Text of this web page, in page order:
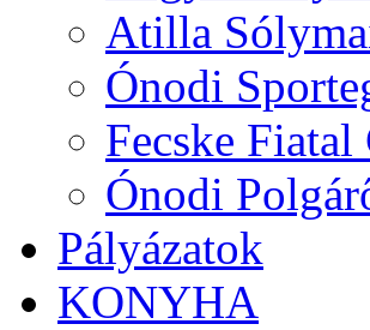
Atilla
Ónodi
Fecske
Ónodi
Pályázatok
KONYHA